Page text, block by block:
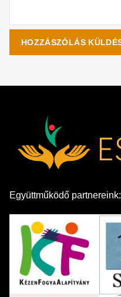
Együttműködő partnereink: